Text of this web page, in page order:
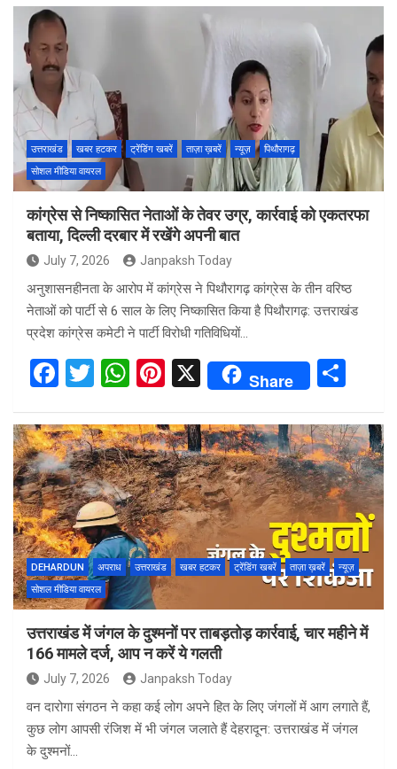
ce
b
o
o
k
tt at er
ar
उत्तराखंड खबर हटकर ट्रेंडिंग खबरें ताज़ा ख़बरें न्यूज़
पिथौरागढ़
सोशल मीडिया वायरल
कांग्रेस से निष्कासित नेताओं के तेवर उग्र, कार्रवाई को एकतरफा
बताया, दिल्ली दरबार में रखेंगे अपनी बात
July 7, 2026 Janpaksh Today
अनुशासनहीनता के आरोप में कांग्रेस ने पिथौरागढ़ कांग्रेस के तीन वरिष्ठ
नेताओं को पार्टी से 6 साल के लिए निष्कासित किया है पिथौरागढ़: उत्तराखंड
प्रदेश कांग्रेस कमेटी ने पार्टी विरोधी गतिविधियों…
F
ce
b
o
o
k
T
tt
er
W
at
s
A
p
p
Pi
er
es
t
X Share
ar
e
DEHARDUN अपराध उत्तराखंड खबर हटकर ट्रेंडिंग खबरें ताज़ा ख़बरें
न्यूज़
सोशल मीडिया वायरल
उत्तराखंड में जंगल के दुश्मनों पर ताबड़तोड़ कार्रवाई, चार महीने में
166 मामले दर्ज, आप न करें ये गलती
July 7, 2026 Janpaksh Today
वन दारोगा संगठन ने कहा कई लोग अपने हित के लिए जंगलों में आग लगाते हैं,
कुछ लोग आपसी रंजिश में भी जंगल जलाते हैं देहरादून: उत्तराखंड में जंगल
के दुश्मनों…